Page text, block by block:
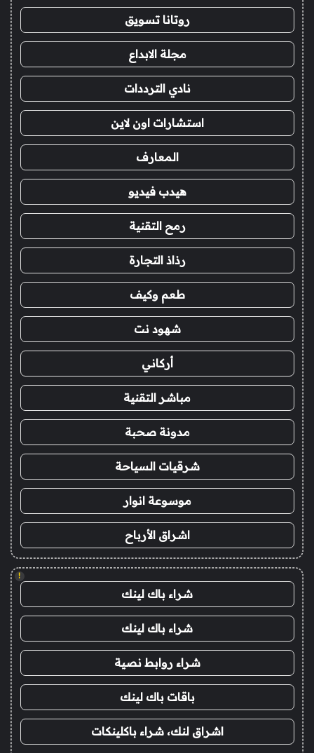
روتانا تسويق
مجلة الابداع
نادي الترددات
استشارات اون لاين
المعارف
هيدب فيديو
رمح التقنية
رذاذ التجارة
طعم وكيف
شهود نت
أركاني
مباشر التقنية
مدونة صحبة
شرقيات السياحة
موسوعة انوار
اشراق الأرباح
!
شراء باك لينك
شراء باك لينك
شراء روابط نصية
باقات باك لينك
اشراق لنك، شراء باكلينكات